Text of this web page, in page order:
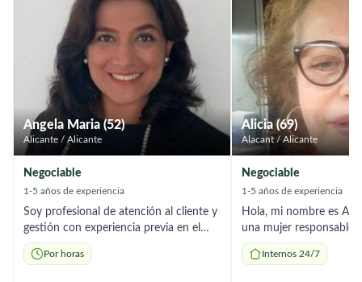
Angela Maria (52)
Alicante / Alicante
Negociable
1-5 años de experiencia
Soy profesional de atención al cliente y
gestión con experiencia previa en el
sector sanitario (recepción médica).
Busco empleo por horas en el
Por horas
Alicia (69)
Alacant / Alicante
Negociable
1-5 años de experiencia
Hola, mi nombre es
una mujer responsable,
paciente y organizada,
en cuidado de persona
Internos 24/7